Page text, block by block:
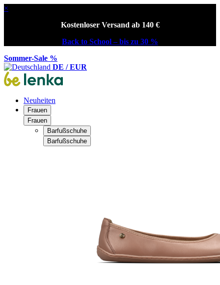
×
Kostenloser Versand ab 140 €
Back to School – bis zu 30 %
Sommer-Sale %
DE / EUR
Neuheiten
Frauen
Frauen
Barfußschuhe
Barfußschuhe